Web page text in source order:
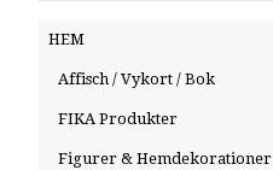
HEM
Affisch / Vykort / Bok
FIKA Produkter
Figurer & Hemdekorationer